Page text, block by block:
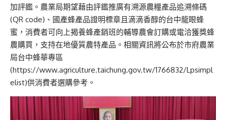
加評鑑。農業局期望藉由評鑑推廣有溯源農糧產品追溯條碼
(QR code)、國產蜂產品證明標章且滴滴香醇的台中龍眼蜂
蜜，消費者可向上揭養蜂產銷班的輔導農會訂購或電洽獲獎蜂
農購買，支持在地優質農特產品。相關資訊將公布於市府農業
局台中蜂華專區
(https://www.agriculture.taichung.gov.tw/1766832/Lpsimpl
elist)供消費者選購參考。